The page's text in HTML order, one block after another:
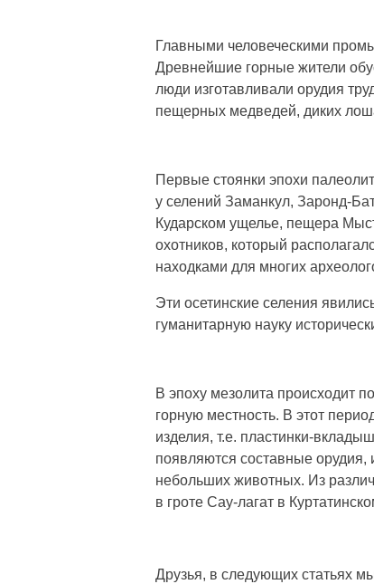
Главными человеческими
Древнейшие горные жители
люди изготавливали орудия
пещерных медведей, диких
Первые стоянки эпохи
у селений Заманкул, Заронд-
Кударском ущелье, пещера
охотников, который
находками для многих
Эти осетинские селения
гуманитарную науку
В эпоху мезолита происходит
горную местность. В этот
изделия, т.е. пластинки-
появляются составные орудия,
небольших животных. Из
в гроте Сау-лагат в
Друзья, в следующих статьях